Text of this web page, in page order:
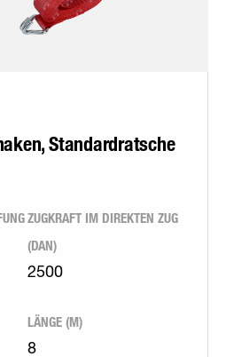
Standardratsche
ZUGKRAFT IM DIREKTEN ZUG
(DAN)
2500
LÄNGE (M)
8